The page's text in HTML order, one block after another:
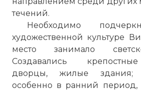
течений.
Необходимо
художественной культуре
место занимало
Создавались
дворцы, жилые здания;
особенно в ранний период,